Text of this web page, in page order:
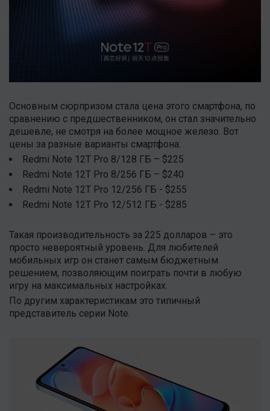
Основным сюрпризом стала цена этого смартфона, по
сравнению с предшественником, он стал значительно
дешевле, не смотря на более мощное железо. Вот
цены за разные варианты смартфона:
Redmi Note 12T Pro 8/128 ГБ – $225
Redmi Note 12T Pro 8/256 ГБ – $240
Redmi Note 12T Pro 12/256 ГБ - $255
Redmi Note 12T Pro 12/512 ГБ - $285
Такая производительность за 225 долларов – это
просто невероятный уровень. Для любителей
мобильных игр он станет самым бюджетным
решением, позволяющим поиграть почти в любую
игру на максимальных настройках.
По другим характеристикам это типичный
представитель серии Note.